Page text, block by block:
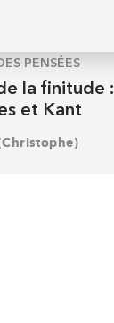
PENSÉES
la finitude :
et Kant